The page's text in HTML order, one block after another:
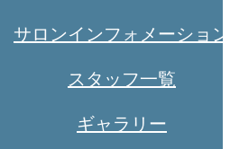
サロンインフォメーション
スタッフ一覧
ギャラリー